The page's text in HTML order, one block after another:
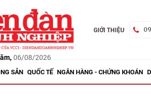
06/08/2026
GIỚI THIỆU
SẢN QUỐC TẾ NGÂN HÀNG - CHỨNG KHOÁN